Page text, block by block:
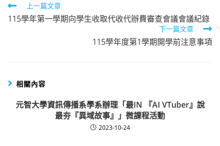
Read
more
上一篇文章
115學年第一學期向學生收取代收代辦費審查會議會議紀錄
下一篇文章
115學年度第1學期開學前注意事項
相關內容
元智大學資訊傳播系學系辦理「最IN 『AI VTuber』說
最夯『異域故事』」微課程活動
2023-10-24